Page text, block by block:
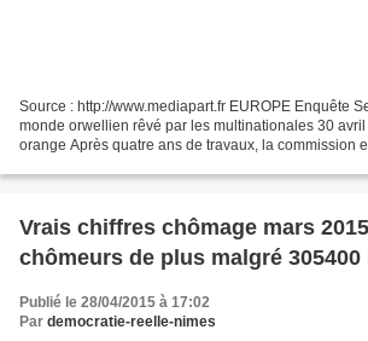
Source : http://www.mediapart.fr EUROPE Enquête
monde orwellien rêvé par les multinationales 30
orange Après quatre ans de travaux, la commission
Vrais chiffres chômage mars
chômeurs de plus malgré
Publié le 28/04/2015 à 17:02
Par democratie-reelle-nimes